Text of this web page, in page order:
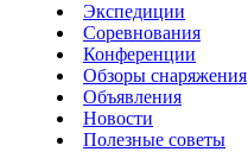
Экспедиции
Соревнования
Конференции
Обзоры снаряжения
Объявления
Новости
Полезные советы